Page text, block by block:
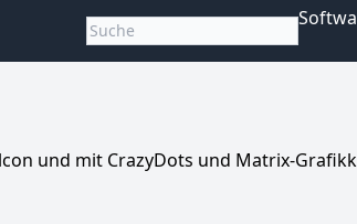
und mit CrazyDots und Matrix-